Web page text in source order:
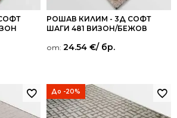
РОШАВ КИЛИМ - 3Д СОФТ
ШАГИ 481 ВИЗОН/БЕЖОВ
от: 24.54 €/ бр.
До -20%